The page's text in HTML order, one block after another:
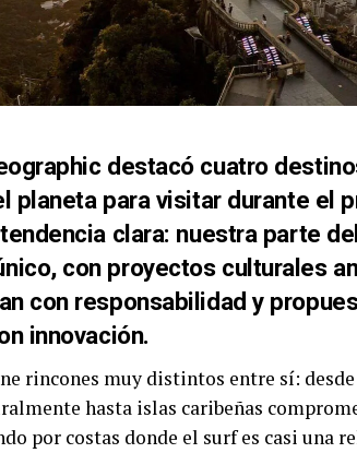
destacó cuatro
planeta para visitar durante el
clara: nuestra parte
con proyectos culturales
con responsabilidad y
innovación.
rincones muy distintos entre sí: desde
hasta islas caribeñas
por costas donde el surf es casi una